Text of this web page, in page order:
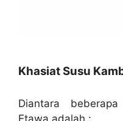
Khasiat Susu
Diantara